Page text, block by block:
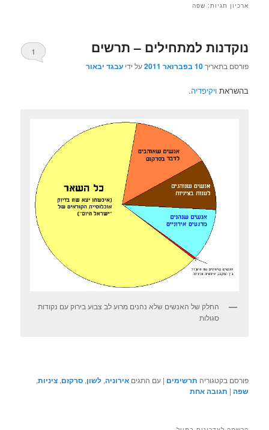
ארכיון תגיות: שפה
נוקדנות למתחילים – תרשים
פורסם בתאריך10 בפברואר 2011 על ידיעבגד יבאור
1
בהשראתויקיפדיה.
החלק של האנשים שלא נהנים מרוע לב צבוע בירוק עם נקודות
סגולות
פורסם בקטגוריה תרשימים |עם התגים אירוניה,לשון,סרקזם,ציניות,
שפה | תגובהאחת